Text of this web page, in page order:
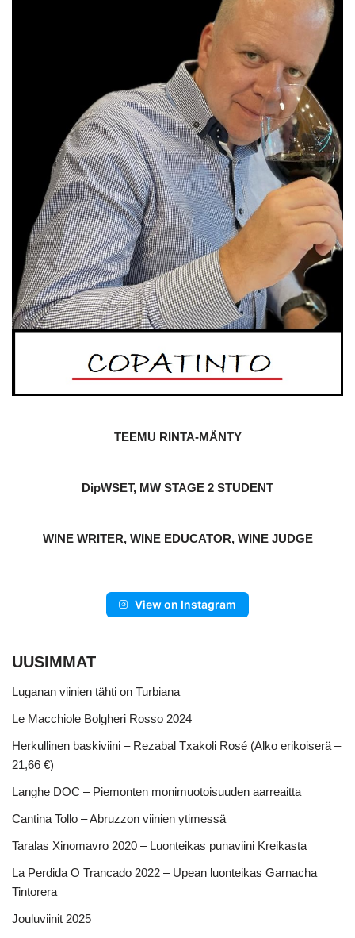
TEEMU RINTA-MÄNTY
DipWSET, MW STAGE 2 STUDENT
WINE WRITER, WINE EDUCATOR, WINE JUDGE
View on Instagram
UUSIMMAT
Luganan viinien tähti on Turbiana
Le Macchiole Bolgheri Rosso 2024
Herkullinen baskiviini – Rezabal Txakoli Rosé (Alko erikoiserä –
21,66 €)
Langhe DOC – Piemonten monimuotoisuuden aarreaitta
Cantina Tollo – Abruzzon viinien ytimessä
Taralas Xinomavro 2020 – Luonteikas punaviini Kreikasta
La Perdida O Trancado 2022 – Upean luonteikas Garnacha
Tintorera
Jouluviinit 2025